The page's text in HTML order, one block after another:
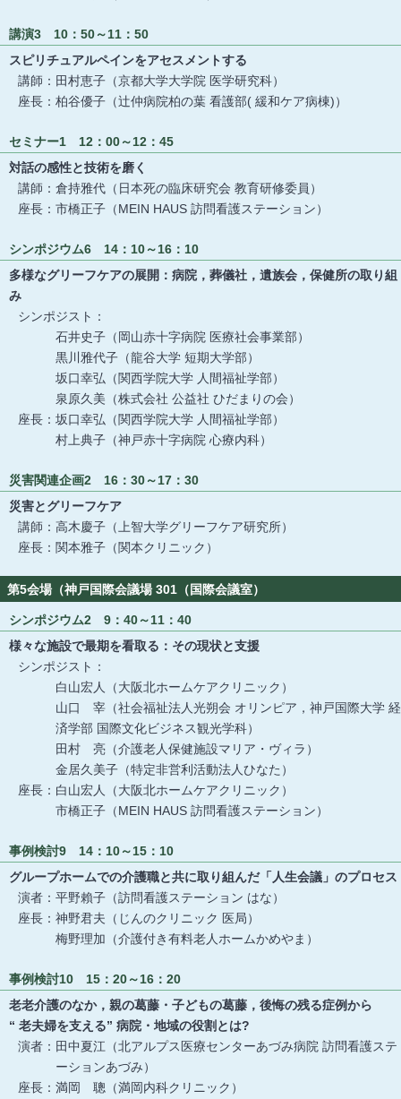
講演3 10：50～11：50
スピリチュアルペインをアセスメントする
講師：田村恵子（京都大学大学院 医学研究科）
座長：柏谷優子（辻仲病院柏の葉 看護部( 緩和ケア病棟)）
セミナー1 12：00～12：45
対話の感性と技術を磨く
講師：倉持雅代（日本死の臨床研究会 教育研修委員）
座長：市橋正子（MEIN HAUS 訪問看護ステーション）
シンポジウム6 14：10～16：10
多様なグリーフケアの展開：病院，葬儀社，遺族会，保健所の取り組
み
シンポジスト：
石井史子（岡山赤十字病院 医療社会事業部）
黒川雅代子（龍谷大学 短期大学部）
坂口幸弘（関西学院大学 人間福祉学部）
泉原久美（株式会社 公益社 ひだまりの会）
座長：坂口幸弘（関西学院大学 人間福祉学部）
村上典子（神戸赤十字病院 心療内科）
災害関連企画2 16：30～17：30
災害とグリーフケア
講師：高木慶子（上智大学グリーフケア研究所）
座長：関本雅子（関本クリニック）
第5会場（神戸国際会議場 301（国際会議室）
シンポジウム2 9：40～11：40
様々な施設で最期を看取る：その現状と支援
シンポジスト：
白山宏人（大阪北ホームケアクリニック）
山口 宰（社会福祉法人光朔会 オリンピア，神戸国際大学 経
済学部 国際文化ビジネス観光学科）
田村 亮（介護老人保健施設マリア・ヴィラ）
金居久美子（特定非営利活動法人ひなた）
座長：白山宏人（大阪北ホームケアクリニック）
市橋正子（MEIN HAUS 訪問看護ステーション）
事例検討9 14：10～15：10
グループホームでの介護職と共に取り組んだ「人生会議」のプロセス
演者：平野賴子（訪問看護ステーション はな）
座長：神野君夫（じんのクリニック 医局）
梅野理加（介護付き有料老人ホームかめやま）
事例検討10 15：20～16：20
老老介護のなか，親の葛藤・子どもの葛藤，後悔の残る症例から
“ 老夫婦を支える” 病院・地域の役割とは?
演者：田中夏江（北アルプス医療センターあづみ病院 訪問看護ステ
ーションあづみ）
座長：満岡 聰（満岡内科クリニック）